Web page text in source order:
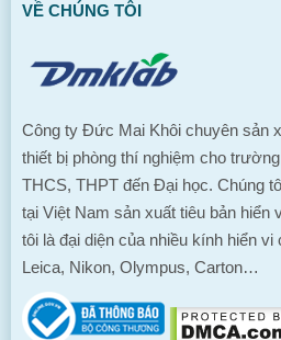
VỀ CHÚNG TÔI
Công ty Đức Mai Khôi chuyên sản
thiết bị phòng thí nghiệm cho
THCS, THPT đến Đại học. Chúng
tại Việt Nam sản xuất tiêu bản hiển
tôi là đại diện của nhiều kính hiển
Leica, Nikon, Olympus, Carton…